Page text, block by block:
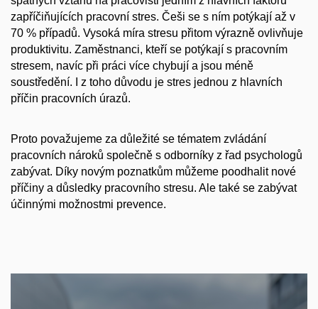
zapříčiňujících pracovní stres. Češi se s ním potýkají až v
70 % případů. Vysoká míra stresu přitom výrazně ovlivňuje
produktivitu. Zaměstnanci, kteří se potýkají s pracovním
stresem, navíc při práci více chybují a jsou méně
soustředění. I z toho důvodu je stres jednou z hlavních
příčin pracovních úrazů.
Proto považujeme za důležité se tématem zvládání
pracovních nároků společně s odborníky z řad psychologů
zabývat. Díky novým poznatkům můžeme poodhalit nové
příčiny a důsledky pracovního stresu. Ale také se zabývat
účinnými možnostmi prevence.